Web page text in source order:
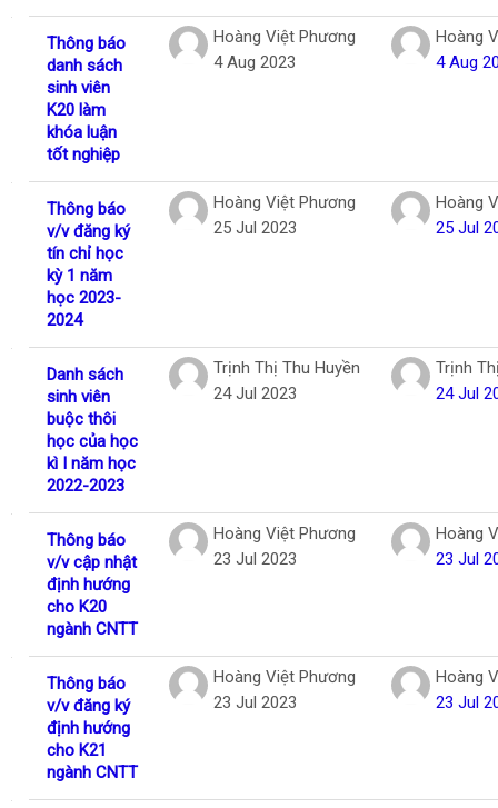
Thông báo
danh sách
sinh viên
K20 làm
khóa luận
tốt nghiệp
Hoàng Việt Phương
4 Aug 2023
Hoàng
4 Aug
Thông báo
v/v đăng ký
tín chỉ học
kỳ 1 năm
học 2023-
2024
Hoàng Việt Phương
25 Jul 2023
Hoàng
25 Jul
Danh sách
sinh viên
buộc thôi
học của học
kì I năm học
2022-2023
Trịnh Thị Thu Huyền
24 Jul 2023
Trịnh
24 Jul
Thông báo
v/v cập nhật
định hướng
cho K20
ngành CNTT
Hoàng Việt Phương
23 Jul 2023
Hoàng
23 Jul
Thông báo
v/v đăng ký
định hướng
cho K21
ngành CNTT
Hoàng Việt Phương
23 Jul 2023
Hoàng
23 Jul